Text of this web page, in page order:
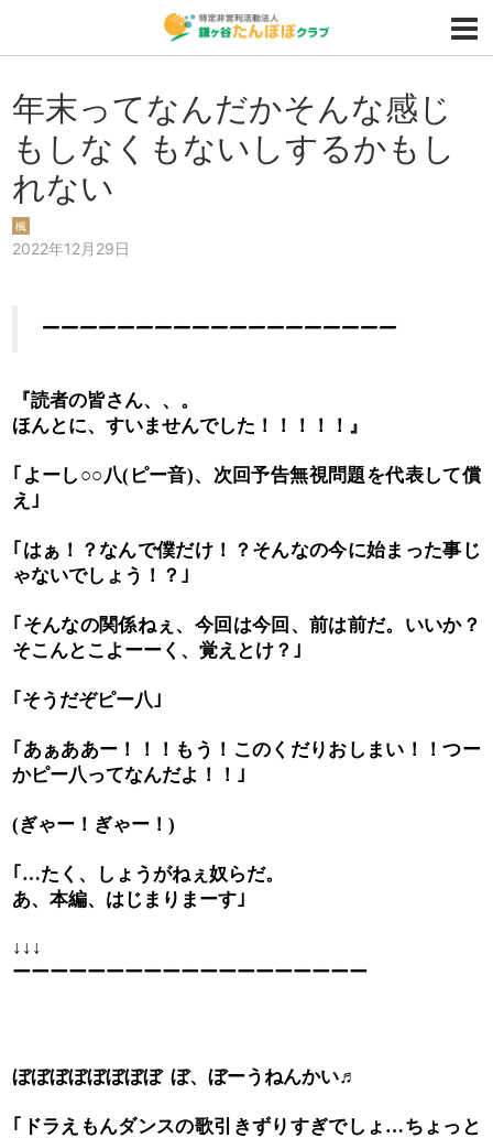
年末ってなんだかそんな感じ
もしなくもないしするかもし
れない
楓
2022年12月29日
ーーーーーーーーーーーーーーーーーーー
『読者の皆さん、、。
ほんとに、すいませんでした！！！！！』
｢よーし ○○八( ピー音)、次回予告無視問題を代表して償
え｣
｢はぁ！？なんで僕だけ！？そんなの今に始まった事じ
ゃないでしょう！？｣
｢そんなの関係ねぇ、今回は今回、前は前だ。いいか？
そこんとこよーーく、覚えとけ？｣
｢そうだぞピー八｣
｢あぁああー！！！もう！このくだりおしまい！！つー
かピー八ってなんだよ！！｣
(ぎゃー！ぎゃー！)
｢ …たく、しょうがねぇ奴らだ。
あ、本編、はじまりまーす｣
↓↓↓
ーーーーーーーーーーーーーーーーーーー
ぼぼぼぼぼぼぼぼ ぼ、ぼーうねんかい♬
｢ドラえもんダンスの歌引きずりすぎでしょ …ちょっと